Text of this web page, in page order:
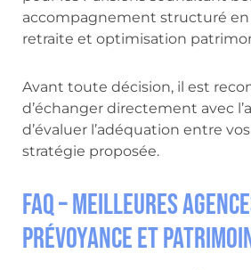
accompagnement structuré en
retraite et optimisation
Avant toute décision, il est
d’échanger directement avec
d’évaluer l’adéquation entre
stratégie proposée.
FAQ – Meilleures
Prévoyance et